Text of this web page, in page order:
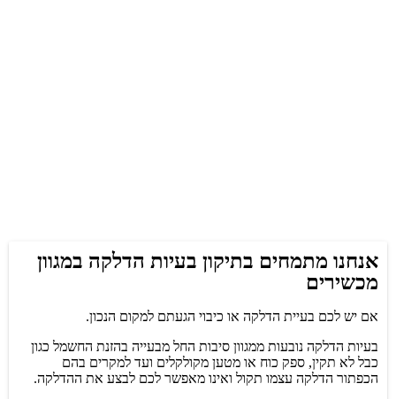
אנחנו מתמחים בתיקון בעיות הדלקה במגוון
מכשירים
אם יש לכם בעיית הדלקה או כיבוי הגעתם למקום הנכון.
בעיות הדלקה נובעות ממגוון סיבות החל מבעייה בהזנת החשמל כגון
כבל לא תקין, ספק כוח או מטען מקולקלים ועד למקרים בהם
הכפתור הדלקה עצמו תקול ואינו מאפשר לכם לבצע את ההדלקה.